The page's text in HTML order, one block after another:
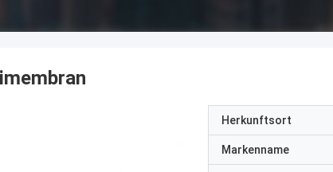
Herkunftsort
Markenname